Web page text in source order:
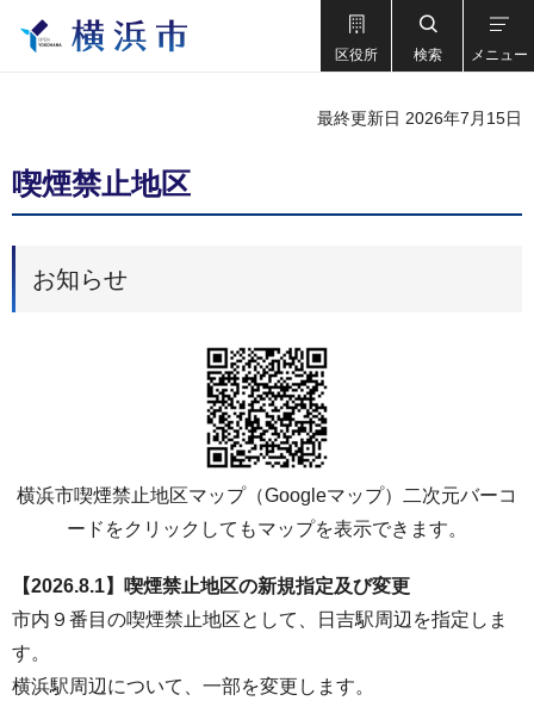
区役所 検索 メニュー
最終更新日 2026年7月15日
喫煙禁止地区
お知らせ
横浜市喫煙禁止地区マップ（Googleマップ）二次元バーコ
ードをクリックしてもマップを表示できます。
【2026.8.1】喫煙禁止地区の新規指定及び変更
市内９番目の喫煙禁止地区として、日吉駅周辺を指定しま
す。
横浜駅周辺について、一部を変更します。